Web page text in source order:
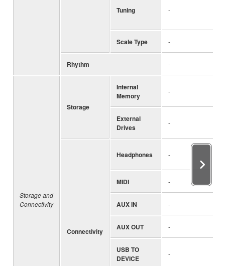
Tuning -
Scale Type -
Rhythm -
Storage and
Connectivity
Storage
Internal
Memory
-
External
Drives
-
Connectivity
Headphones -
MIDI -
AUX IN -
AUX OUT -
USB TO
DEVICE
-